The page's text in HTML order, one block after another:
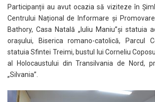
Participanții au avut ocazia să viziteze în
Centrului Național de Informare și
Bathory, Casa Natală „Iuliu Maniu”și statuia
orașului, Biserica romano-catolică, Parcul
statuia Sfintei Treimi, bustul lui Corneliu
al Holocaustului din Transilvania de Nord,
„Silvania”.